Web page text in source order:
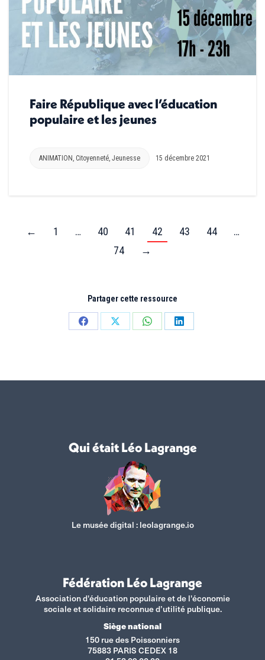
Faire République avec l’éducation
populaire et les jeunes
ANIMATION Citoyenneté Jeunesse 15 décembre 2021
← 1 … 40 41 42 43 44
…
74
→
Partager cette ressource
PartagerPartagerPartagerPartager
Qui était Léo Lagrange
Le musée digital : leolagrange.io
Fédération Léo Lagrange
Association d'éducation populaire et de l'économie
sociale et solidaire reconnue d’utilité publique.
Siège national
150 rue des Poissonniers
75883 PARIS CEDEX 18